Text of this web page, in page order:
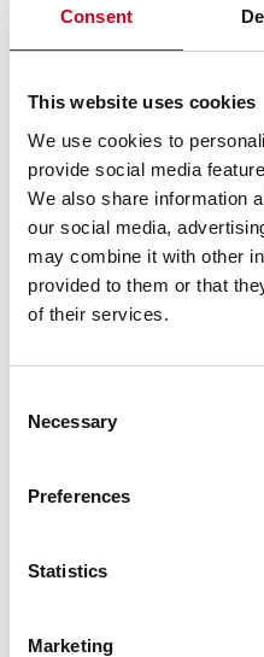
Consent
This website uses cookies
We use cookies to
provide social media
We also share information
our social media,
may combine it with other
provided to them or that
of their services.
Selection
Necessary
Preferences
Statistics
Marketing